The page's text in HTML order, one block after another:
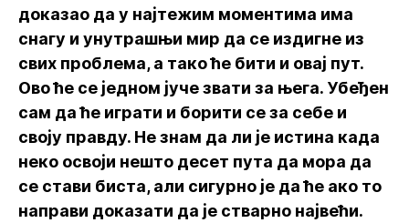
доказао да у најтежим моментима има
снагу и унутрашњи мир да се издигне из
свих проблема, а тако ће бити и овај пут.
Ово ће се једном јуче звати за њега. Убеђен
сам да ће играти и борити се за себе и
своју правду. Не знам да ли је истина када
неко освоји нешто десет пута да мора да
се стави биста, али сигурно је да ће ако то
направи доказати да је стварно највећи.